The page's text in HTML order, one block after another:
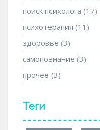
поиск психолога (17)
психотерапия (11)
здоровье (3)
самопознание (3)
прочее (3)
Теги